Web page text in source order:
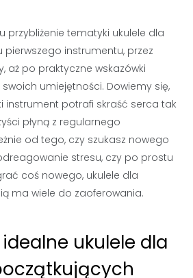
przybliżenie tematyki ukulele dla
pierwszego instrumentu, przez
aż po praktyczne wskazówki
umiejętności. Dowiemy się,
instrument potrafi skraść serca tak
płyną z regularnego
od tego, czy szukasz nowego
stresu, czy po prostu
coś nowego, ukulele dla
ma wiele do zaoferowania.
ukulele dla